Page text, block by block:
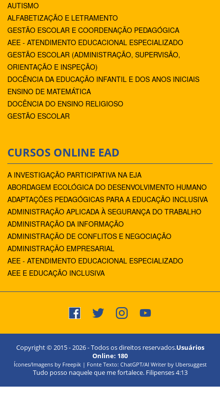
AUTISMO
ALFABETIZAÇÃO E LETRAMENTO
GESTÃO ESCOLAR E COORDENAÇÃO PEDAGÓGICA
AEE - ATENDIMENTO EDUCACIONAL ESPECIALIZADO
GESTÃO ESCOLAR (ADMINISTRAÇÃO, SUPERVISÃO,
ORIENTAÇÃO E INSPEÇÃO)
DOCÊNCIA DA EDUCAÇÃO INFANTIL E DOS ANOS INICIAIS
ENSINO DE MATEMÁTICA
DOCÊNCIA DO ENSINO RELIGIOSO
GESTÃO ESCOLAR
CURSOS ONLINE EAD
A INVESTIGAÇÃO PARTICIPATIVA NA EJA
ABORDAGEM ECOLÓGICA DO DESENVOLVIMENTO HUMANO
ADAPTAÇÕES PEDAGÓGICAS PARA A EDUCAÇÃO INCLUSIVA
ADMINISTRAÇÃO APLICADA À SEGURANÇA DO TRABALHO
ADMINISTRAÇÃO DA INFORMAÇÃO
ADMINISTRAÇÃO DE CONFLITOS E NEGOCIAÇÃO
ADMINISTRAÇÃO EMPRESARIAL
AEE - ATENDIMENTO EDUCACIONAL ESPECIALIZADO
AEE E EDUCAÇÃO INCLUSIVA
Copyright © 2015 -2026- Todos os direitos reservados.Usuários
Online: 180
Ícones/Imagens by Freepik | Fonte Texto: ChatGPT/AI Writer by Ubersuggest
Tudo posso naquele que me fortalece. Filipenses 4:13